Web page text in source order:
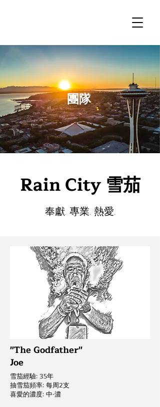
團隊
Rain City 雪茄
奉獻. 專業. 熱愛.
"The Godfather"
Joe
雪茄經驗: 35年
抽雪茄頻率: 每周2支
喜愛的濃度: 中-濃